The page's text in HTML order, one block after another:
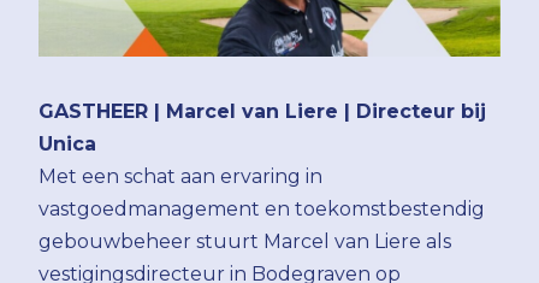
GASTHEER |
Marcel van Liere | Directeur bij
Unica
Met een schat aan ervaring in
vastgoedmanagement en toekomstbestendig
gebouwbeheer stuurt Marcel van Liere als
vestigingsdirecteur in Bodegraven op